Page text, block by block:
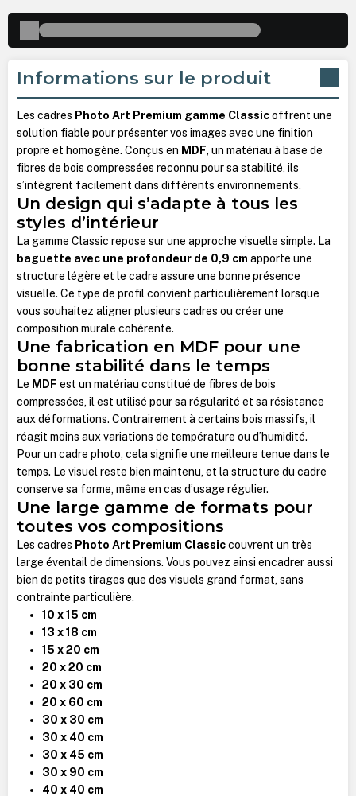
Informations sur le produit
Les cadres Photo Art Premium gamme Classicoffrent une
solution fiable pour présenter vos images avec une finition
propre et homogène. Conçus en MDF, un matériau à base de
fibres de bois compressées reconnu pour sa stabilité, ils
s’intègrent facilement dans différents environnements.
Un design qui s’adapte à tous les
styles d’intérieur
La gamme Classic repose sur une approche visuelle simple. La
baguette avec une profondeur de 0,9 cm apporte une
structure légère et le cadre assure une bonne présence
visuelle. Ce type de profil convient particulièrement lorsque
vous souhaitez aligner plusieurs cadres ou créer une
composition murale cohérente.
Une fabrication en MDF pour une
bonne stabilité dans le temps
Le MDF est un matériau constitué de fibres de bois
compressées, il est utilisé pour sa régularité et sa résistance
aux déformations. Contrairement à certains bois massifs, il
réagit moins aux variations de température ou d’humidité.
Pour un cadre photo, cela signifie une meilleure tenue dans le
temps. Le visuel reste bien maintenu, et la structure du cadre
conserve sa forme, même en cas d’usage régulier.
Une large gamme de formats pour
toutes vos compositions
Les cadres Photo Art Premium Classiccouvrent un très
large éventail de dimensions. Vous pouvez ainsi encadrer aussi
bien de petits tirages que des visuels grand format, sans
contrainte particulière.
10 x 15 cm
13 x 18 cm
15 x 20 cm
20 x 20 cm
20 x 30 cm
20 x 60 cm
30 x 30 cm
30 x 40 cm
30 x 45 cm
30 x 90 cm
40 x 40 cm